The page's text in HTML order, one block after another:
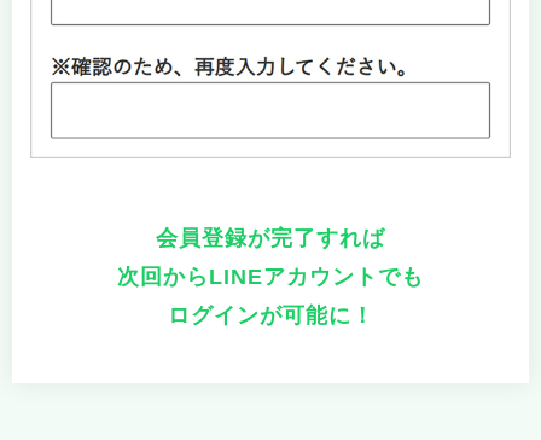
会員登録が完了すれば
次回からLINEアカウントでも
ログインが可能に！